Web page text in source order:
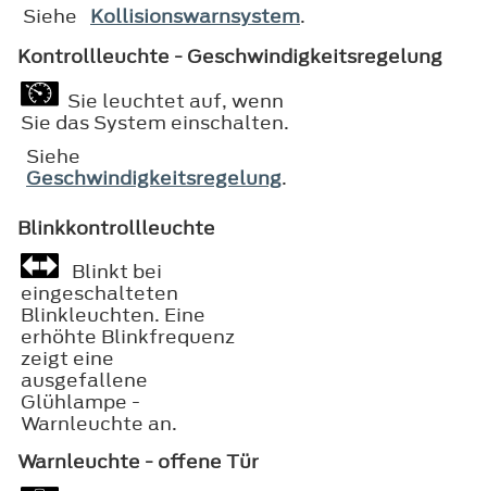
Siehe Kollisionswarnsystem.
Kontrollleuchte - Geschwindigkeitsregelung
Sie leuchtet auf, wenn
Sie das System einschalten.
Siehe
Geschwindigkeitsregelung.
Blinkkontrollleuchte
Blinkt bei
eingeschalteten
Blinkleuchten. Eine
erhöhte Blinkfrequenz
zeigt eine
ausgefallene
Glühlampe -
Warnleuchte an.
Warnleuchte - offene Tür